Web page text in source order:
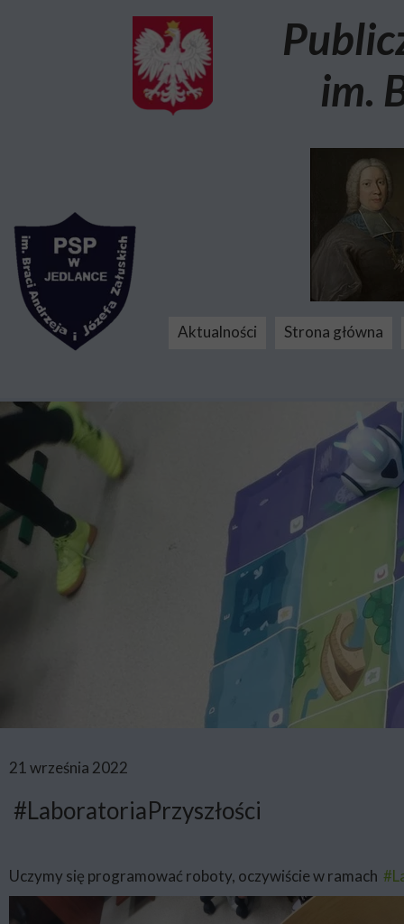
21 września 2022
#LaboratoriaPrzyszłości
Uczymy się programować roboty, oczywiście w ramach
Aktualności Strona główna
im.